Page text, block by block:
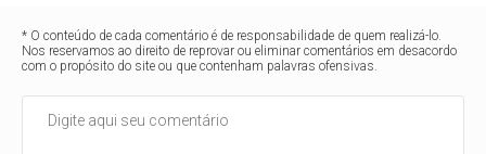
* O conteúdo de cada comentário é de responsabilidade de quem realizá-lo.
Nos reservamos ao direito de reprovar ou eliminar comentários em desacordo
com o propósito do site ou que contenham palavras ofensivas.